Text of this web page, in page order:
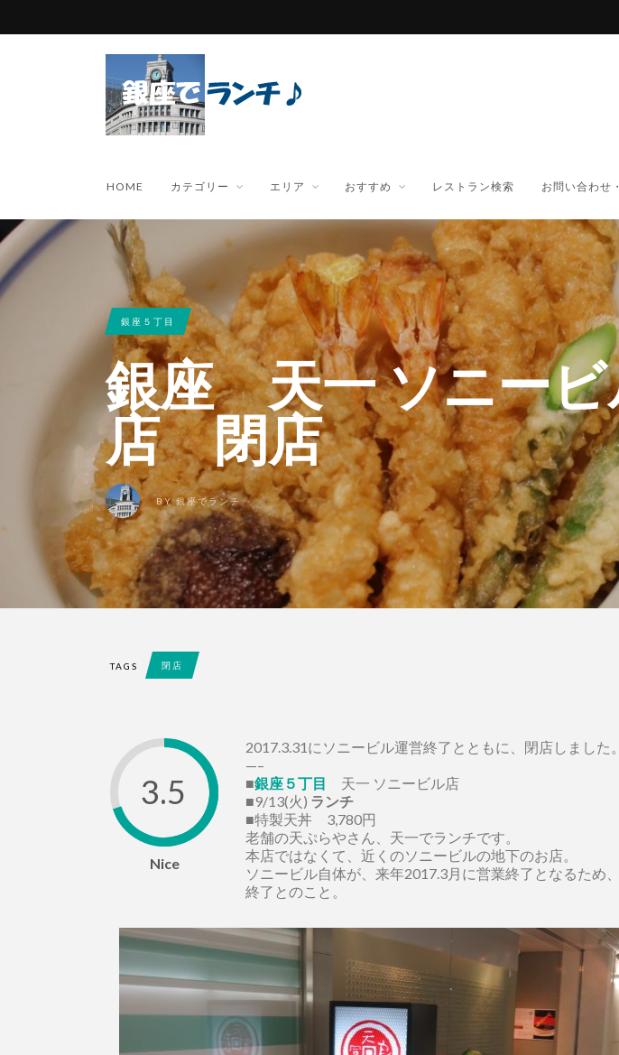
HOME カテゴリー エリア おすすめ レストラン検索 お問い合わせ
銀座５丁目
銀座 天一 ソニービ
店 閉店
BY銀座でランチ
TAGS 閉店
3.5
Nice
2017.3.31にソニービル運営終了とともに、閉店しました。
—–
■銀座５丁目
天一 ソニービル店
■9/13(火) ランチ
■特製天丼 3,780円
老舗の天ぷらやさん、天一でランチです。
本店ではなくて、近くのソニービルの地下のお店。
ソニービル自体が、来年2017.3月に営業終了となるため
終了とのこと。